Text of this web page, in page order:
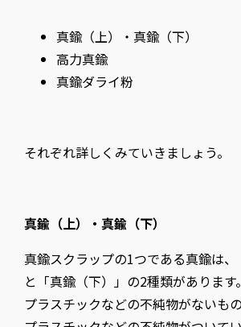
真鍮（上）・真鍮（下）
高力真鍮
真鍮ダライ粉
それぞれ詳しくみていきましょう。
真鍮（上）・真鍮（下）
真鍮スクラップの1つである真鍮は、
と「真鍮（下）」の2種類がありま
プラスチックなどの不純物がないも